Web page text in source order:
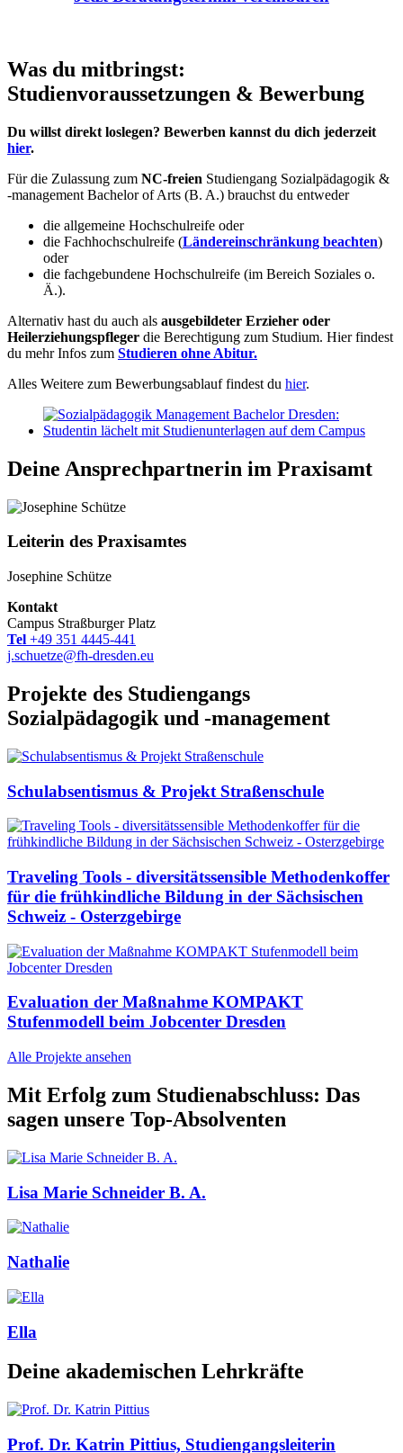
Was du mitbringst:
Studienvoraussetzungen & Bewerbung
Du willst direkt loslegen? Bewerben kannst du dich jederzeit
hier.
Für die Zulassung zum NC-freien Studiengang Sozialpädagogik &
-management Bachelor of Arts (B. A.) brauchst du entweder
die allgemeine Hochschulreife oder
die Fachhochschulreife (Ländereinschränkung beachten)
oder
die fachgebundene Hochschulreife (im Bereich Soziales o.
Ä.).
Alternativ hast du auch als ausgebildeter Erzieher oder
Heilerziehungspfleger die Berechtigung zum Studium. Hier findest
du mehr Infos zum Studieren ohne Abitur.
Alles Weitere zum Bewerbungsablauf findest du hier.
Deine Ansprechpartnerin im Praxisamt
Leiterin des Praxisamtes
Josephine Schütze
Kontakt
Campus Straßburger Platz
Tel +49 351 4445-441
j.schuetze@fh-dresden.eu
Projekte des Studiengangs
Sozialpädagogik und -management
Schulabsentismus & Projekt Straßenschule
Traveling Tools - diversitätssensible Methodenkoffer
für die frühkindliche Bildung in der Sächsischen
Schweiz - Osterzgebirge
Evaluation der Maßnahme KOMPAKT
Stufenmodell beim Jobcenter Dresden
Alle Projekte ansehen
Mit Erfolg zum Studienabschluss: Das
sagen unsere Top-Absolventen
Lisa Marie Schneider B. A.
Nathalie
Ella
Deine akademischen Lehrkräfte
Prof. Dr. Katrin Pittius, Studiengangsleiterin